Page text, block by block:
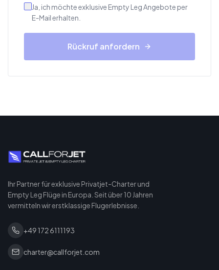
Ja, ich möchte exklusive Empty Leg Angebote per
E-Mail erhalten.
Rückruf anfordern
Ihr Partner für exklusive Privatjet-Charter und
Empty Leg Flüge in Europa. Seit über 10 Jahren
vermitteln wir erstklassige Flugerlebnisse.
+49 172 6111193
charter@callforjet.com